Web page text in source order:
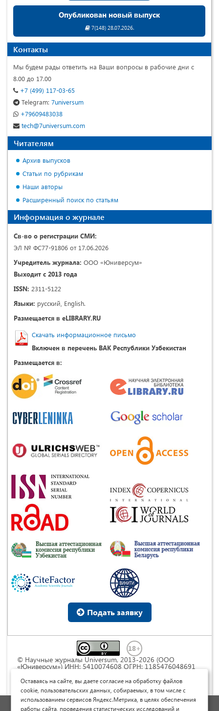
Опубликован новый выпуск
7(148) 28.07.2026.
Контакты
Мы будем рады ответить на Ваши вопросы в рабочие дни с
8.00 до 17.00
+7 (499) 117-03-65
Telegram: 7universum
+79609483038
tech@7universum.com
Читателям
Архив выпусков
Статьи по рубрикам
Наши авторы
Расширенный поиск по статьям
Информация о журнале
Св-во о регистрации СМИ:
ЭЛ № ФС77-91806 от 17.06.2026
Учредитель журнала: ООО «Юниверсум»
Выходит с 2013 года
ISSN: 2311-5122
Языки: русский, English.
Размещается в eLIBRARY.RU
Скачать информационное письмо
Включен в перечень ВАК Республики Узбекистан
Размещается в:
Подать заявку
© Научные журналы Universum, 2013-2026 (ООО
«Юниверсум») ИНН: 5410074608 ОГРН: 1185476048691
Commons « Attribution» («Атрибуция») 4.0
Непортированная
Политика обработки персональных данных
Оставаясь на сайте, вы даете согласие на обработку файлов
cookie, пользовательских данных, собираемых, в том числе с
использованием сервисов Яндекс.Метрика, в целях обеспечения
работы сайта, проведения статистических исследований и